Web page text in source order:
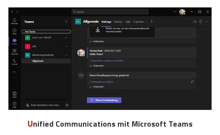
Unified Communications mit Microsoft Teams